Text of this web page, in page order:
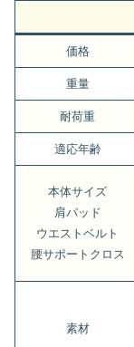
価格
重量
耐荷重
適応年齢
本体サイズ
肩パッド
ウエストベルト
腰サポートクロス
素材